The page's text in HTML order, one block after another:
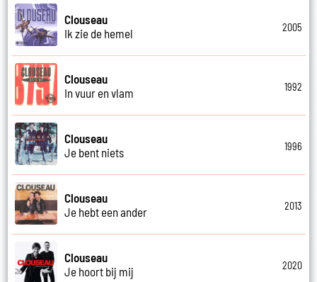
Clouseau
Ik zie de hemel
2005
Clouseau
In vuur en vlam
1992
Clouseau
Je bent niets
1996
Clouseau
Je hebt een ander
2013
Clouseau
Je hoort bij mij
2020